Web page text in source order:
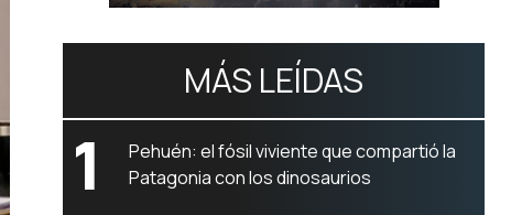
MÁS LEÍDAS
1
Pehuén: el fósil viviente que compartió la
Patagonia con los dinosaurios